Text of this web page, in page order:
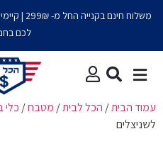
משלוח
לכם
עמוד הבית/ הכל לבית/ מטבח/ כלי
לשניצלים